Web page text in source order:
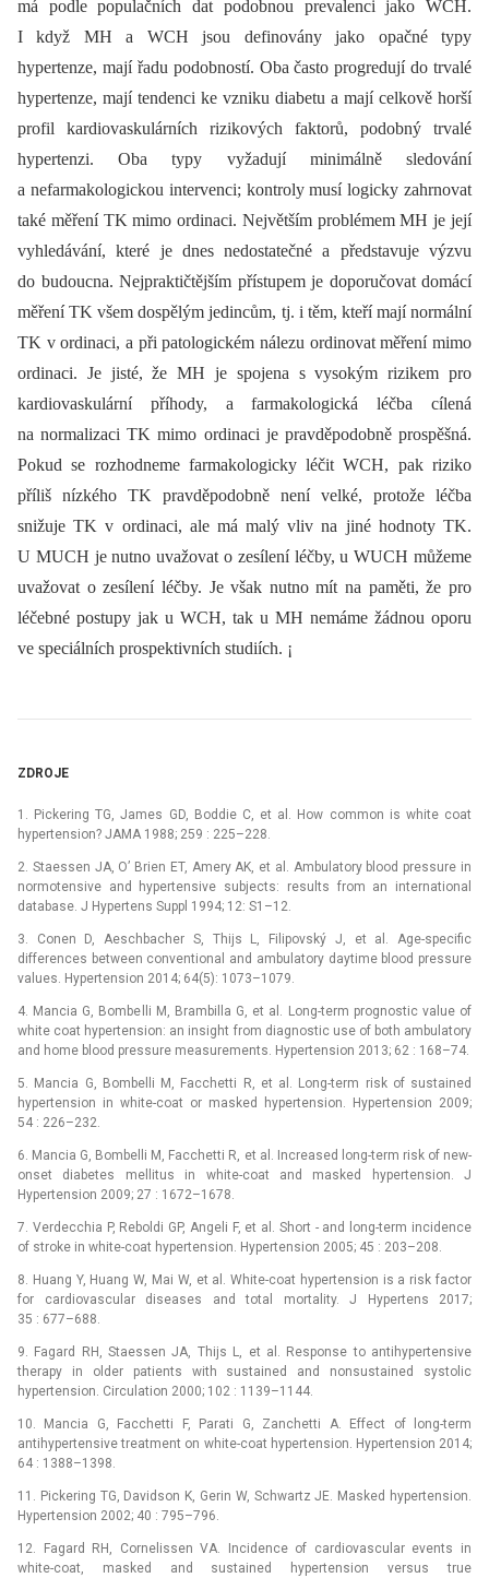
má podle populačních dat podobnou prevalenci jako WCH.
I když MH a WCH jsou definovány jako opačné typy
hypertenze, mají řadu podobností. Oba často progredují do trvalé
hypertenze, mají tendenci ke vzniku diabetu a mají celkově horší
profil kardiovaskulárních rizikových faktorů, podobný trvalé
hypertenzi. Oba typy vyžadují minimálně sledování
a nefarmakologickou intervenci; kontroly musí logicky zahrnovat
také měření TK mimo ordinaci. Největším problémem MH je její
vyhledávání, které je dnes nedostatečné a představuje výzvu
do budoucna. Nejpraktičtějším přístupem je doporučovat domácí
měření TK všem dospělým jedincům, tj. i těm, kteří mají normální
TK v ordinaci, a při patologickém nálezu ordinovat měření mimo
ordinaci. Je jisté, že MH je spojena s vysokým rizikem pro
kardiovaskulární příhody, a farmakologická léčba cílená
na normalizaci TK mimo ordinaci je pravděpodobně prospěšná.
Pokud se rozhodneme farmakologicky léčit WCH, pak riziko
příliš nízkého TK pravděpodobně není velké, protože léčba
snižuje TK v ordinaci, ale má malý vliv na jiné hodnoty TK.
U MUCH je nutno uvažovat o zesílení léčby, u WUCH můžeme
uvažovat o zesílení léčby. Je však nutno mít na paměti, že pro
léčebné postupy jak u WCH, tak u MH nemáme žádnou oporu
ve speciálních prospektivních studiích. ¡
ZDROJE
1. Pickering TG, James GD, Boddie C, et al. How common is white coat
hypertension? JAMA 1988; 259 : 225–228.
2. Staessen JA, O’ Brien ET, Amery AK, et al. Ambulatory blood pressure in
normotensive and hypertensive subjects: results from an international
database. J Hypertens Suppl 1994; 12: S1–12.
3. Conen D, Aeschbacher S, Thijs L, Filipovský J, et al. Age-specific
differences between conventional and ambulatory daytime blood pressure
values. Hypertension 2014; 64(5): 1073–1079.
4. Mancia G, Bombelli M, Brambilla G, et al. Long-term prognostic value of
white coat hypertension: an insight from diagnostic use of both ambulatory
and home blood pressure measurements. Hypertension 2013; 62 : 168–74.
5. Mancia G, Bombelli M, Facchetti R, et al. Long-term risk of sustained
hypertension in white-coat or masked hypertension. Hypertension 2009;
54 : 226–232.
6. Mancia G, Bombelli M, Facchetti R, et al. Increased long-term risk of new-
onset diabetes mellitus in white-coat and masked hypertension. J
Hypertension 2009; 27 : 1672–1678.
7. Verdecchia P, Reboldi GP, Angeli F, et al. Short -⁠ and long-term incidence
of stroke in white-coat hypertension. Hypertension 2005; 45 : 203–208.
8. Huang Y, Huang W, Mai W, et al. White-coat hypertension is a risk factor
for cardiovascular diseases and total mortality. J Hypertens 2017;
35 : 677–688.
9. Fagard RH, Staessen JA, Thijs L, et al. Response to antihypertensive
therapy in older patients with sustained and nonsustained systolic
hypertension. Circulation 2000; 102 : 1139–1144.
10. Mancia G, Facchetti F, Parati G, Zanchetti A. Effect of long-term
antihypertensive treatment on white-coat hypertension. Hypertension 2014;
64 : 1388–1398.
11. Pickering TG, Davidson K, Gerin W, Schwartz JE. Masked hypertension.
Hypertension 2002; 40 : 795–796.
12. Fagard RH, Cornelissen VA. Incidence of cardiovascular events in
white-coat, masked and sustained hypertension versus true